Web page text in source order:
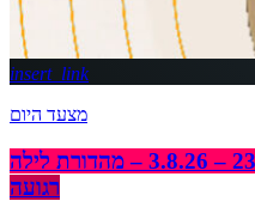
insert_link
מצעד היום
מצעד היום (גרסת האלבום) 23 – 3.8.26 – מהדורת לילה
רגועה